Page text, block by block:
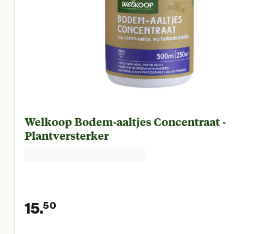
Welkoop Bodem-aaltjes Concentraat -
Plantversterker
15.50